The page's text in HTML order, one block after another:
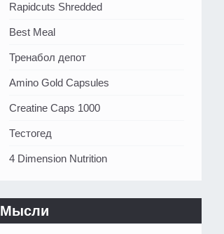
Rapidcuts Shredded
Best Meal
Тренабол депот
Amino Gold Capsules
Creatine Caps 1000
Тестогед
4 Dimension Nutrition
Мысли